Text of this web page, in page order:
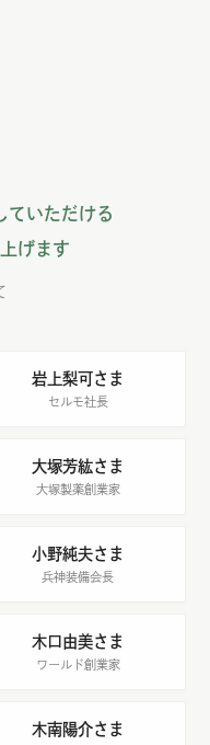
ていただける
げます
岩上梨可さま
セルモ社長
大塚芳紘さま
大塚製薬創業家
小野純夫さま
兵神装備会長
木口由美さま
ワールド創業家
木南陽介さま